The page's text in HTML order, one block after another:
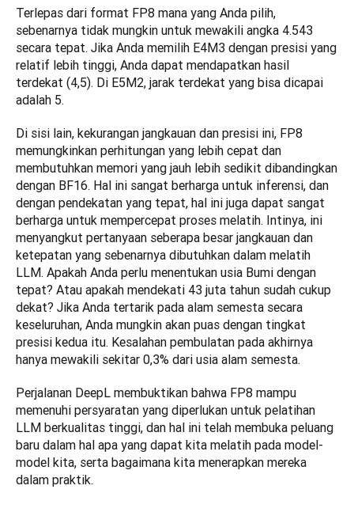
Terlepas dari format FP8 mana yang Anda pilih,
sebenarnya tidak mungkin untuk mewakili angka 4.543
secara tepat. Jika Anda memilih E4M3 dengan presisi yang
relatif lebih tinggi, Anda dapat mendapatkan hasil
terdekat (4,5). Di E5M2, jarak terdekat yang bisa dicapai
adalah 5.
Di sisi lain, kekurangan jangkauan dan presisi ini, FP8
memungkinkan perhitungan yang lebih cepat dan
membutuhkan memori yang jauh lebih sedikit dibandingkan
dengan BF16. Hal ini sangat berharga untuk inferensi, dan
dengan pendekatan yang tepat, hal ini juga dapat sangat
berharga untuk mempercepat proses melatih. Intinya, ini
menyangkut pertanyaan seberapa besar jangkauan dan
ketepatan yang sebenarnya dibutuhkan dalam melatih
LLM. Apakah Anda perlu menentukan usia Bumi dengan
tepat? Atau apakah mendekati 43 juta tahun sudah cukup
dekat? Jika Anda tertarik pada alam semesta secara
keseluruhan, Anda mungkin akan puas dengan tingkat
presisi kedua itu. Kesalahan pembulatan pada akhirnya
hanya mewakili sekitar 0,3% dari usia alam semesta.
Perjalanan DeepL membuktikan bahwa FP8 mampu
memenuhi persyaratan yang diperlukan untuk pelatihan
LLM berkualitas tinggi, dan hal ini telah membuka peluang
baru dalam hal apa yang dapat kita melatih pada model-
model kita, serta bagaimana kita menerapkan mereka
dalam praktik.